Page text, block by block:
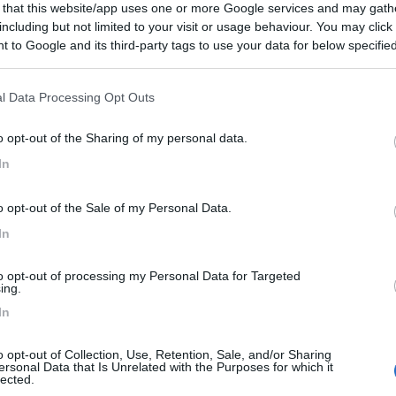
that this website/app uses one or more Google services and may
but not limited to your visit or usage behaviour. You may
to Google and its third-party tags to use your data for below
Data Processing Opt Outs
opt-out of the Sharing of my personal data.
opt-out of the Sale of my Personal Data.
opt-out of processing my Personal Data for Targeted
opt-out of Collection, Use, Retention, Sale, and/or Sharing
Data that Is Unrelated with the Purposes for which it
in Polonia? Allora devi assolutamente visitare questo parco! Una
in Italia stava a 2 euro in Polonia 1.6!)
consigliamo 01pizzarium! Il titolare, Jack, è polacco ma parla